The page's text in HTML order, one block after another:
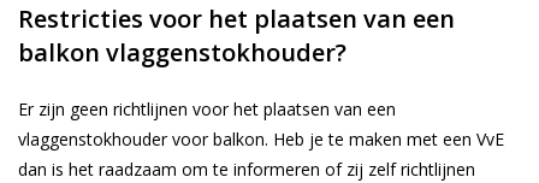
Restricties voor het plaatsen van een
balkon vlaggenstokhouder?
Er zijn geen richtlijnen voor het plaatsen van een
vlaggenstokhouder voor balkon. Heb je te maken met een VvE
dan is het raadzaam om te informeren of zij zelf richtlijnen